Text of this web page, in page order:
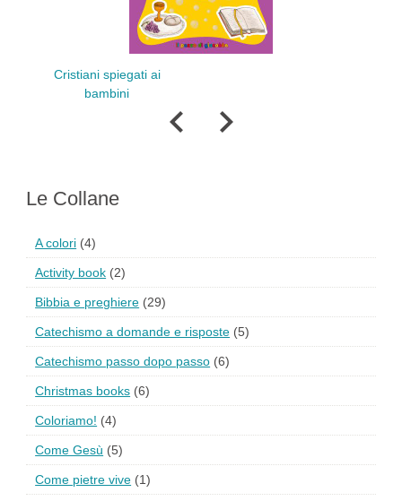
Cristiani spiegati ai
bambini
Le Collane
A colori (4)
Activity book (2)
Bibbia e preghiere (29)
Catechismo a domande e risposte (5)
Catechismo passo dopo passo (6)
Christmas books (6)
Coloriamo! (4)
Come Gesù (5)
Come pietre vive (1)